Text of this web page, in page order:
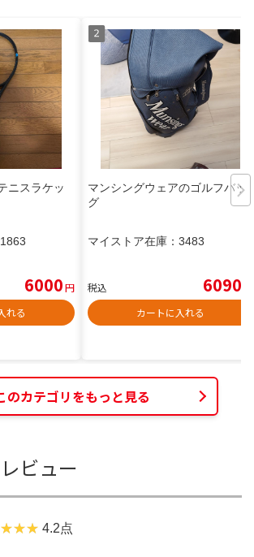
ニスラケッ
1863
6000円
れる
マンシングウェアのゴルフバッ
グ
マイストア在庫： 3483
税込 6090
カートに入れる
のカテゴリをもっと見る
ビュー
4.2点